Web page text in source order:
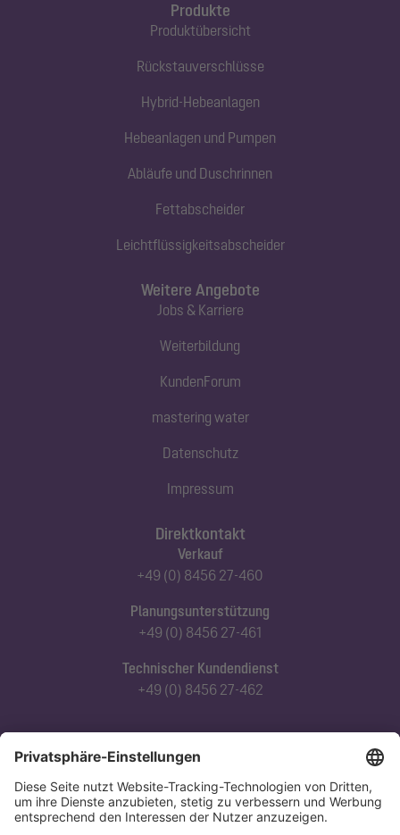
Produkte
Produktübersicht
Rückstauverschlüsse
Hybrid-Hebeanlagen
Hebeanlagen und Pumpen
Abläufe und Duschrinnen
Fettabscheider
Leichtflüssigkeitsabscheider
Direktkontakt
Verkauf
+49 (0) 8456 27-460
Planungsunterstützung
+49 (0) 8456 27-461
Technischer Kundendienst
+49 (0) 8456 27-462
Abonnieren Sie unseren Newsletter
Jetzt anmelden
Weitere Angebote
Jobs & Karriere
Weiterbildung
KundenForum
mastering water
Datenschutz
Impressum